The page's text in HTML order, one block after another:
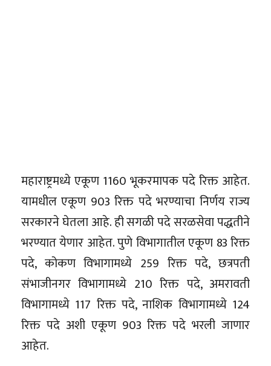
महाराष्ट्रमध्ये एकूण 1160 भूकरमापक पदे रिक्त आहेत.
यामधील एकूण 903 रिक्त पदे भरण्याचा निर्णय राज्य
सरकारने घेतला आहे. ही सगळी पदे सरळसेवा पद्धतीने
भरण्यात येणार आहेत. पुणे विभागातील एकूण 83 रिक्त
पदे, कोकण विभागामध्ये 259 रिक्त पदे, छत्रपती
संभाजीनगर विभागामध्ये 210 रिक्त पदे, अमरावती
विभागामध्ये 117 रिक्त पदे, नाशिक विभागामध्ये 124
रिक्त पदे अशी एकूण 903 रिक्त पदे भरली जाणार
आहेत.